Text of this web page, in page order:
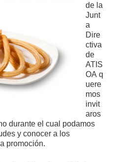
de la
Junt
a
Dire
ctiva
de
ATIS
OA q
uere
mos
invit
aros
durante el cual podamos
y conocer a los
promoción.